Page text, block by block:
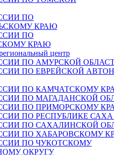
ПО
КРАЮ
ПО
КРАЮ
центр
ПО АМУРСКОЙ
ПО ЕВРЕЙСКОЙ
ПО КАМЧАТСКОМУ
ПО МАГАДАНСКОЙ
ПО ПРИМОРСКОМУ
ПО РЕСПУБЛИКЕ
ПО САХАЛИНСКОЙ
ПО ХАБАРОВСКОМУ
ПО ЧУКОТСКОМУ
ОКРУГУ